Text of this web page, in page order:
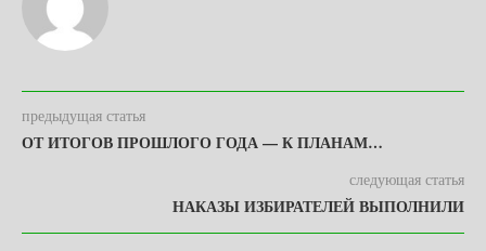
предыдущая статья
ОТ ИТОГОВ ПРОШЛОГО ГОДА — К ПЛАНАМ…
следующая статья
НАКАЗЫ ИЗБИРАТЕЛЕЙ ВЫПОЛНИЛИ